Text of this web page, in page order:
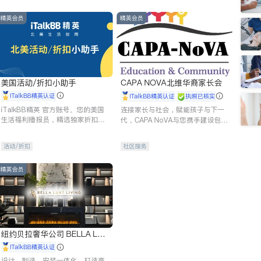
精英会员
美国活动/折扣小助手
iTalkBB精英认证
iTalkBB精英 官方账号。您的美国
生活福利播报员，精选独家折扣、
活动/折扣
精英会员
CAPA NOVA北维华裔家长会
iTalkBB精英认证 执照已核实
连接家长与社会，赋能孩子与下一
代，CAPA NoVA与您携手建设包
社区服务
精英会员
纽约贝拉奢华公司 BELLA LUX
E iTalkBB精英认证